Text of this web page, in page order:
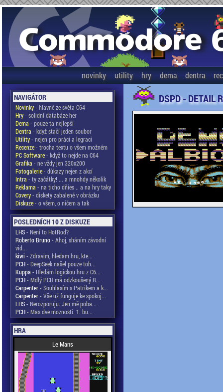
novinky utility hry dema dentra
NAVIGÁTOR
Novinky- hlavně ze světa C64
Hry- solidní databáze her
Dema - pouze ta nejlepší
Dentra - když stačí jeden soubor
Utility- nejen pro práci a legraci
Recenze- trocha textu o všem možném
PC Software- když to nejde na C64
Grafika - ne vždy jen 320x200
Fotogalerie- důkazy nejen z akcí
Intra - ty začátky! ... a mnohdy několik
Reklama - na ticho dňies .. a na hry taky
Covery- diskety zabalené v obrázku
Diskuze- o všem, o ničem a tak
POSLEDNÍCH 10 Z DISKUZE
LHS- Není to HotRod?
Roberto Bruno- Ahoj, sháním závodní
vid...
kiwi - Zdravim, hledam hru, kte...
PCH- DeepSeek našel pouze toh...
Kuppa - Hledám logickou hru z C6...
PCH- Mdlý PCH má odzkoušený R...
Carpenter- Souhlasím s Patrikem a k...
Carpenter- Vše už funguje ke spokoj...
LHS- Nerozporuju. Jen mě poba...
PCH- Mas dve moznosti. 1. bu...
HRA
Le Mans
DSPD - DETAIL